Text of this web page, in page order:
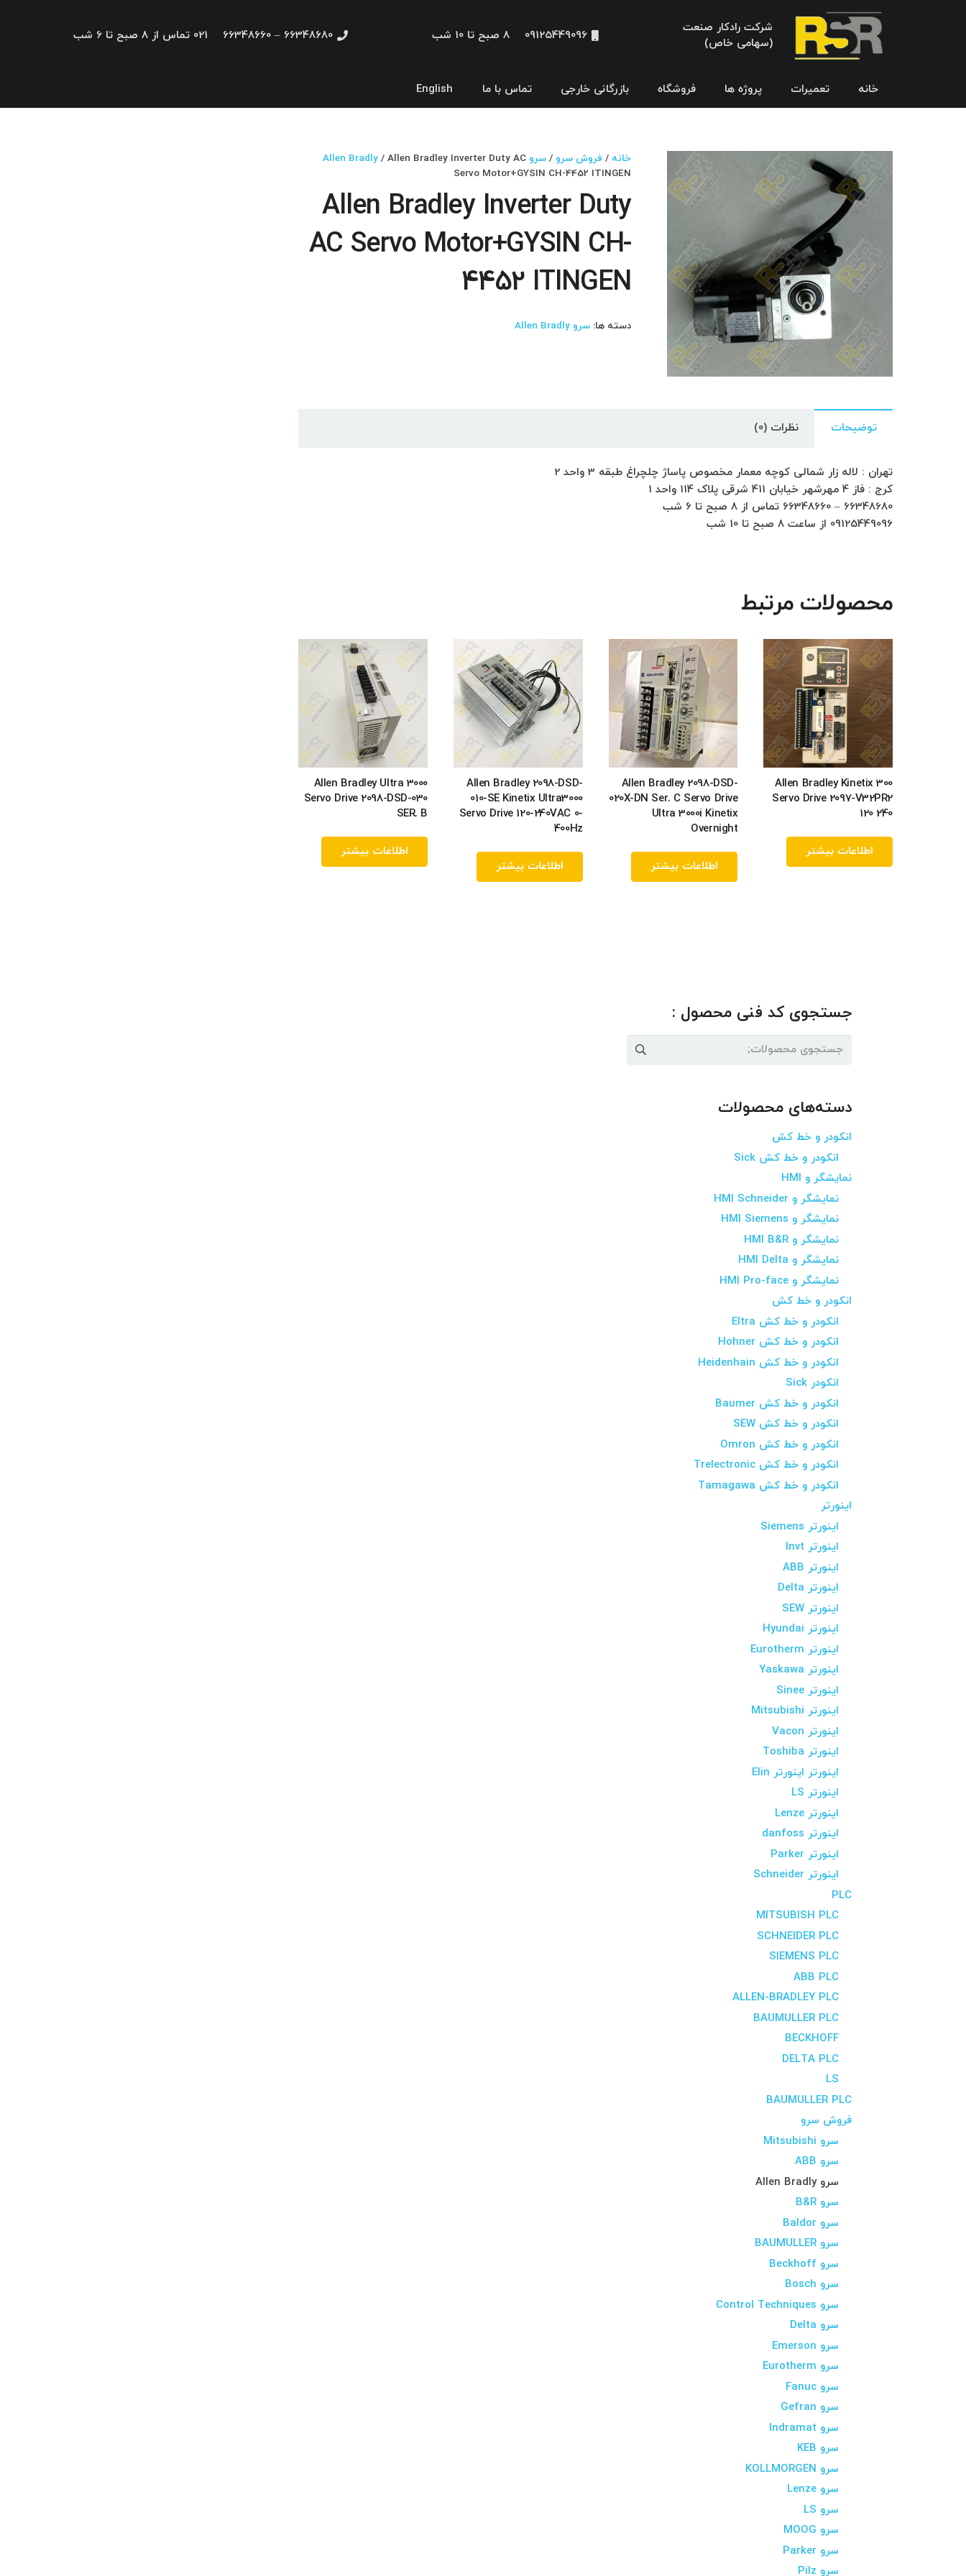
شرکت رادکار صنعت
(سهامی خاص)
09125449096 8 صبح تا 10 شب 66348680 – 66348660 021 تماس از 8 صبح تا 6 شب
خانه تعمیرات پروژه ها فروشگاه بازرگانی خارجی تماس با ما English
خانه / فروش سرو / سرو Allen Bradly / Allen Bradley Inverter Duty AC
Servo Motor+GYSIN CH-4452 ITINGEN
Allen Bradley Inverter Duty
AC Servo Motor+GYSIN CH-
4452 ITINGEN
دسته ها: سرو Allen Bradly
توضیحات نظرات (0)
تهران : لاله زار شمالی کوچه معمار مخصوص پاساژ چلچراغ طبقه 3 واحد 2
کرج : فاز 4 مهرشهر خیابان 411 شرقی پلاک 114 واحد 1
66348680 – 66348660 تماس از 8 صبح تا 6 شب
09125449096 از ساعت 8 صبح تا 10 شب
محصولات مرتبط
Allen Bradley Kinetix 300
Servo Drive 2097-V32PR2
120 240
اطلاعات بیشتر
Allen Bradley 2098-DSD-
020X-DN Ser. C Servo Drive
Ultra 3000i Kinetix
Overnight
اطلاعات بیشتر
Allen Bradley 2098-DSD-
010-SE Kinetix Ultra3000
Servo Drive 120-240VAC 0-
400Hz
اطلاعات بیشتر
Allen Bradley Ultra 3000
Servo Drive 2098-DSD-030
SER. B
اطلاعات بیشتر
جستجوی کد فنی محصول :
جستجو
برای:
دسته‌های محصولات
انکودر و خط کش
انکودر و خط کش Sick
نمایشگر و HMI
نمایشگر و HMI Schneider
نمایشگر و HMI Siemens
نمایشگر و HMI B&R
نمایشگر و HMI Delta
نمایشگر و HMI Pro-face
انکودر و خط کش
انکودر و خط کش Eltra
انکودر و خط کش Hohner
انکودر و خط کش Heidenhain
انکودر Sick
انکودر و خط کش Baumer
انکودر و خط کش SEW
انکودر و خط کش Omron
انکودر و خط کش Trelectronic
انکودر و خط کش Tamagawa
اینورتر
اینورتر Siemens
اینورتر Invt
اینورتر ABB
اینورتر Delta
اینورتر SEW
اینورتر Hyundai
اینورتر Eurotherm
اینورتر Yaskawa
اینورتر Sinee
اینورتر Mitsubishi
اینورتر Vacon
اینورتر Toshiba
اینورتر اینورتر Elin
اینورتر LS
اینورتر Lenze
اینورتر danfoss
اینورتر Parker
اینورتر Schneider
PLC
MITSUBISH PLC
SCHNEIDER PLC
SIEMENS PLC
ABB PLC
ALLEN-BRADLEY PLC
BAUMULLER PLC
BECKHOFF
DELTA PLC
LS
BAUMULLER PLC
فروش سرو
سرو Mitsubishi
سرو ABB
سرو Allen Bradly
سرو B&R
سرو Baldor
سرو BAUMULLER
سرو Beckhoff
سرو Bosch
سرو Control Techniques
سرو Delta
سرو Emerson
سرو Eurotherm
سرو Fanuc
سرو Gefran
سرو Indramat
سرو KEB
سرو KOLLMORGEN
سرو Lenze
سرو LS
سرو MOOG
سرو Parker
سرو Pilz